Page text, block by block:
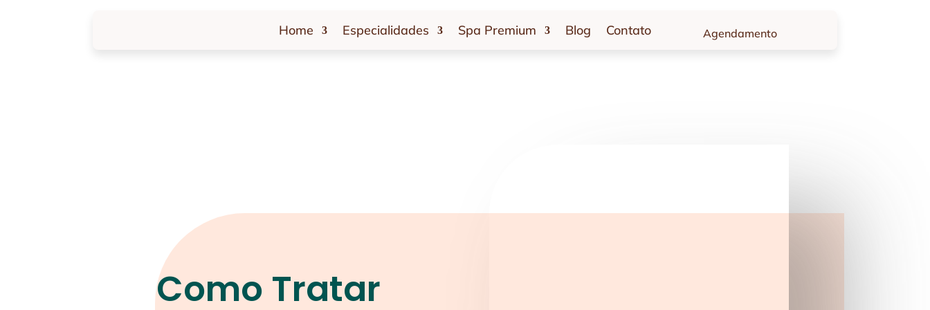
Home Especialidades Spa Premium Blog Contato Agendamento
Como Tratar